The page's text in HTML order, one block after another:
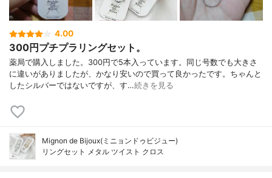
4.00
300円プチプラリングセット。
薬局で購入しました。300円で5本入っています。同じ号数でも大きさ
に違いがありましたが、かなり安いので買って良かったです。ちゃんと
したシルバーではないですが、す…続きを見る
Mignon de Bijoux(ミニョンドゥビジュー)
リングセット メタル ツイスト クロス